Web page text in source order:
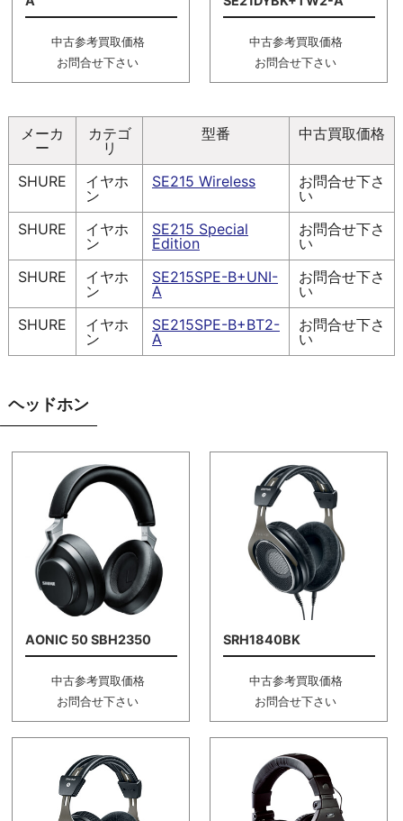
中古参考買取価格
お問合せ下さい
中古参考買取価格
お問合せ下さい
メーカ
ー
カテゴ
リ
型番 中古買取価格
SHURE
イヤホ
ン
SE215 Wireless
お問合せ下さ
い
SHURE
イヤホ
ン
SE215 Special
Edition
お問合せ下さ
い
SHURE
イヤホ
ン
SE215SPE-B+UNI-
A
お問合せ下さ
い
SHURE
イヤホ
ン
SE215SPE-B+BT2-
A
お問合せ下さ
い
ヘッドホン
AONIC 50 SBH2350
中古参考買取価格
お問合せ下さい
SRH1840BK
中古参考買取価格
お問合せ下さい